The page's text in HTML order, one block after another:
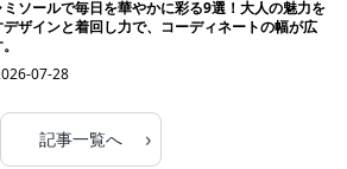
ソールで毎日を華やかに彩る9選！大人の魅力を
デザインと着回し力で、コーディネートの幅が広
07-28
記事一覧へ ›